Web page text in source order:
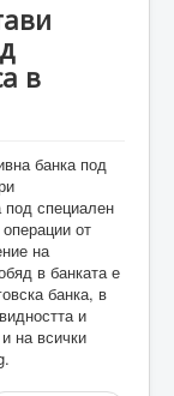
в
под специален
от
на
в банката е
банка, в
и
на всички